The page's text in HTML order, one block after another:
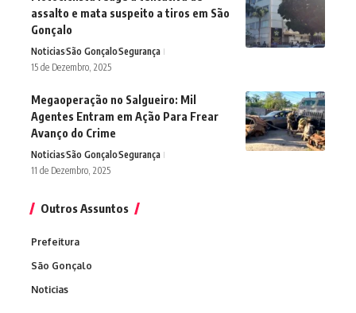
assalto e mata suspeito a tiros em São
Gonçalo
NoticiasSão GonçaloSegurança
15 de Dezembro, 2025
Megaoperação no Salgueiro: Mil
Agentes Entram em Ação Para Frear
Avanço do Crime
NoticiasSão GonçaloSegurança
11 de Dezembro, 2025
Outros Assuntos
Prefeitura
São Gonçalo
Noticias